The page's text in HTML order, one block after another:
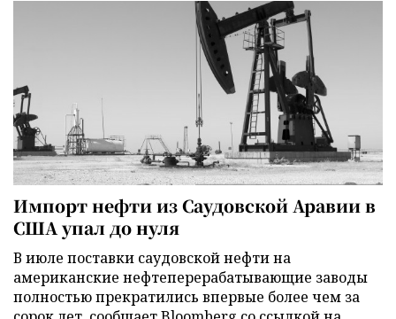
Импорт нефти из Саудовской Аравии в
США упал до нуля
В июле поставки саудовской нефти на
американские нефтеперерабатывающие заводы
полностью прекратились впервые более чем за